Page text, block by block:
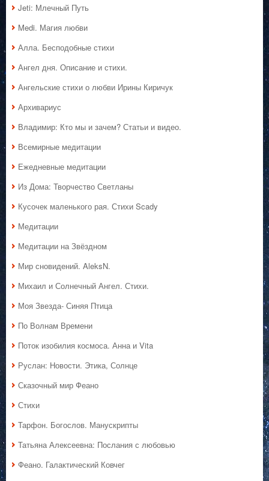
Jeti: Млечный Путь
Medi. Магия любви
Алла. Бесподобные стихи
Ангел дня. Описание и стихи.
Ангельские стихи о любви Ирины Киричук
Архивариус
Владимир: Кто мы и зачем? Статьи и видео.
Всемирные медитации
Ежедневные медитации
Из Дома: Творчество Светланы
Кусочек маленького рая. Стихи Scady
Медитации
Медитации на Звёздном
Мир сновидений. AleksN.
Михаил и Солнечный Ангел. Стихи.
Моя Звезда- Синяя Птица
По Волнам Времени
Поток изобилия космоса. Анна и Vita
Руслан: Новости. Этика, Солнце
Сказочный мир Феано
Стихи
Тарфон. Богослов. Манускрипты
Татьяна Алексеевна: Послания с любовью
Феано. Галактический Ковчег